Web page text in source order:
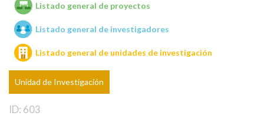
Unidades de investigación
Listado general de proyectos
Listado general de investigadores
Listado general de unidades de investigación
Unidad de Investigación
ID: 603